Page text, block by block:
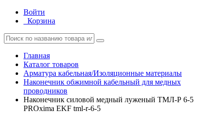
Войти
Корзина
Главная
Каталог товаров
Арматура кабельная/Изоляционные материалы
Наконечник обжимной кабельный для медных
проводников
Наконечник силовой медный луженый ТМЛ-Р 6-5
PROxima EKF tml-r-6-5